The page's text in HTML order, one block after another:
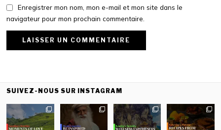
Enregistrer mon nom, mon e-mail et mon site dans le
navigateur pour mon prochain commentaire.
SUIVEZ-NOUS SUR INSTAGRAM